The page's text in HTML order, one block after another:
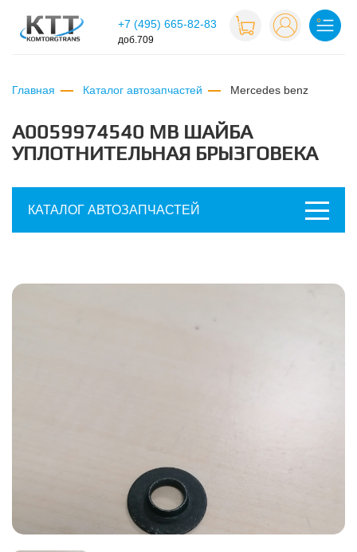
+7 (495) 665-82-83
доб.709
Главная Каталог автозапчастей mercedes benz
A0059974540 MB ШАЙБА
УПЛОТНИТЕЛЬНАЯ БРЫЗГОВЕКА
КАТАЛОГ АВТОЗАПЧАСТЕЙ